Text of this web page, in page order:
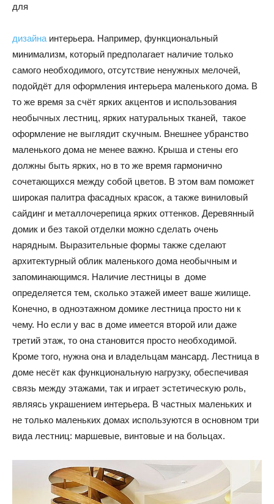
о
дизайне
для
дизайна интерьера. Например, функциональный
минимализм, который предполагает наличие только
самого необходимого, отсутствие ненужных мелочей,
подойдёт для оформления интерьера маленького дома. В
то же время за счёт ярких акцентов и использования
необычных лестниц, ярких натуральных тканей, такое
оформление не выглядит скучным. Внешнее убранство
маленького дома не менее важно. Крыша и стены его
должны быть ярких, но в то же время гармонично
сочетающихся между собой цветов. В этом вам поможет
широкая палитра фасадных красок, а также виниловый
сайдинг и металлочерепица ярких оттенков. Деревянный
домик и без такой отделки можно сделать очень
нарядным. Выразительные формы также сделают
архитектурный облик маленького дома необычным и
запоминающимся. Наличие лестницы в доме
определяется тем, сколько этажей имеет ваше жилище.
Конечно, в одноэтажном домике лестница просто ни к
чему. Но если у вас в доме имеется второй или даже
третий этаж, то она становится просто необходимой.
Кроме того, нужна она и владельцам мансард. Лестница в
доме несёт как функциональную нагрузку, обеспечивая
связь между этажами, так и играет эстетическую роль,
являясь украшением интерьера. В частных маленьких и
не только маленьких домах используются в основном три
вида лестниц: маршевые, винтовые и на больцах.